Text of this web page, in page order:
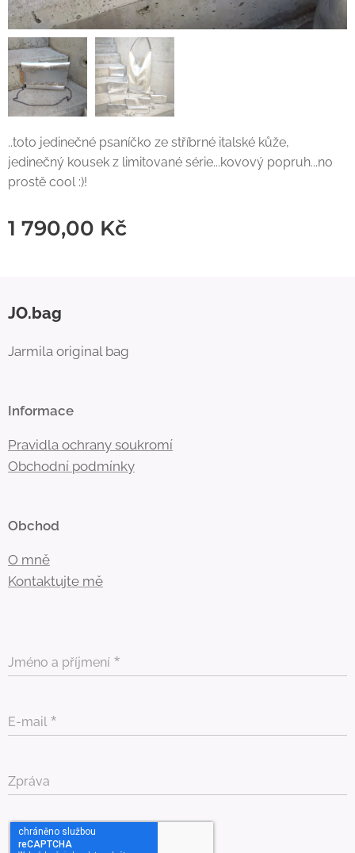
..toto jedinečné psaníčko ze stříbrné italské kůže,
jedinečný kousek z limitované série...kovový popruh...no
prostě cool :)!
1 790,00 Kč
JO.bag
Jarmila original bag
Informace
Pravidla ochrany soukromí
Obchodní podmínky
Obchod
O mně
Kontaktujte mě
Jméno a příjmení
E-mail
Zpráva